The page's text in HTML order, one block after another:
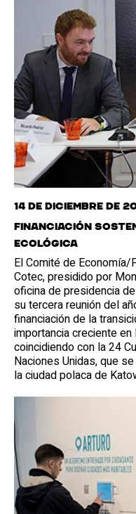
14 de diciembre de
Financiación
ecológica
El Comité de Economía/
Cotec, presidido por
oficina de presidencia
su tercera reunión del
financiación de la
importancia creciente en
coincidiendo con la 24
Naciones Unidas, que
la ciudad polaca de